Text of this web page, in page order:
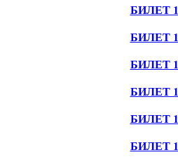
БИЛЕТ
БИЛЕТ
БИЛЕТ
БИЛЕТ
БИЛЕТ
БИЛЕТ